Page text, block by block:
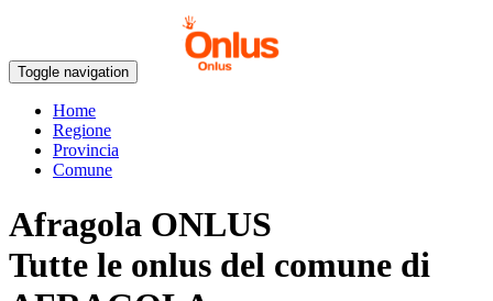
Toggle navigation
Home
Regione
Provincia
Comune
Afragola ONLUS
Tutte le onlus del comune di